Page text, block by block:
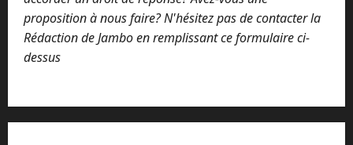
proposition à nous faire? N'hésitez pas de contacter la
Rédaction de Jambo en remplissant ce formulaire ci-
dessus